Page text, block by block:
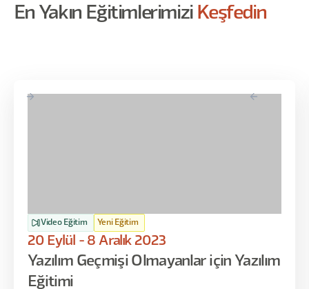
En Yakın Eğitimlerimizi Keşfedin
Video Eğitim Yeni Eğitim
20 Eylül - 8 Aralık 2023
Yazılım Geçmişi Olmayanlar için Yazılım
Eğitimi